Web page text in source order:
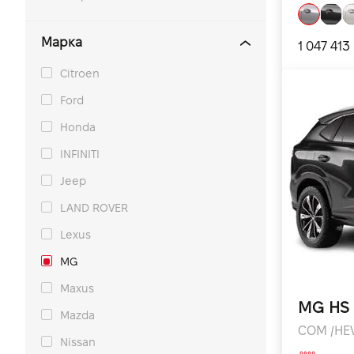
Марка
Citroen
Ford
Honda
INFINITI
Jeep
LAND ROVER
Lexus
MG
Maxus
Mazda
Nissan
1 047 413
MG HS
COM /